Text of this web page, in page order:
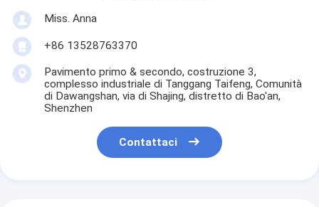
Miss. Anna
+86 13528763370
Pavimento primo & secondo, costruzione 3,
complesso industriale di Tanggang Taifeng, Comunità
di Dawangshan, via di Shajing, distretto di Bao'an,
Shenzhen
Contattaci